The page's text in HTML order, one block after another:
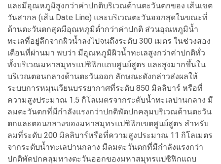
และมีอุณหภูมิสูงกว่าค่าปกติบริเวณด้านตะวันตกของ เส้นเขต
วันสากล (เส้น Date Line) และบริเวณตะวันออกสุดในขณะที่
ด้านตะวันตกสุดมีอุณหภูมิต่ำกว่าค่าปกติ ส่วนอุณหภูมิน้ำ
ทะเลที่อยู่ลึกจากผิวน้ำลงไปจนถึงระดับ 300 เมตร ในช่วงสอง
เดือนที่ผ่านมา พบว่า มีอุณหภูมิผิวน้ำทะเลสูงกว่าค่าปกติทั่ว
ทั้งบริเวณมหาสมุทรแปซิฟิกแถบศูนย์สูตร และสูงมากขึ้นใน
บริเวณตอนกลางด้านตะวันออก ลักษณะดังกล่าวส่งผลให้
ระบบการหมุนเวียนบรรยากาศที่ระดับ 850 มิลลิบาร์ หรือที่
ความสูงประมาณ 1.5 กิโลเมตรจากระดับน้ำทะเลปานกลาง มี
ลมตะวันตกที่มีกำลังแรงกว่าปกติพัดปกคลุมบริเวณด้านตะวัน
ตกและตอนกลางของมหาสมุทรแปซิฟิกเขตศูนย์สูตร สำหรับ
ลมที่ระดับ 200 มิลลิบาร์หรือที่ความสูงประมาณ 11 กิโลเมตร
จากระดับน้ำทะเลปานกลาง มีลมตะวันตกที่มีกำลังแรงกว่า
ปกติพัดปกคลุมทางตะวันออกของมหาสมุทรแปซิฟิกแถบ